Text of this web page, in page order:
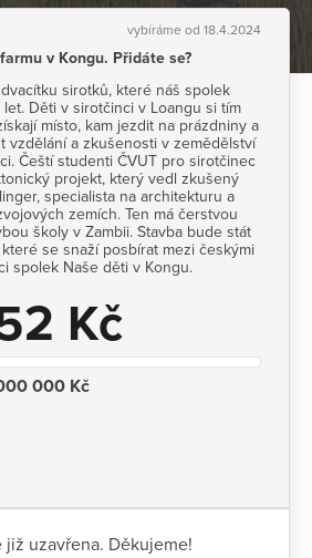
vybíráme od 18.4.2024
v Kongu. Přidáte se?
sirotků, které náš spolek
Děti v sirotčinci v Loangu si tím
místo, kam jezdit na prázdniny a
vzdělání a zkušenosti v zemědělství
Čeští studenti ČVUT pro sirotčinec
projekt, který vedl zkušený
specialista na architekturu a
zemích. Ten má čerstvou
školy v Zambii. Stavba bude stát
se snaží posbírat mezi českými
spolek Naše děti v Kongu.
Kč
000 Kč
již uzavřena. Děkujeme!